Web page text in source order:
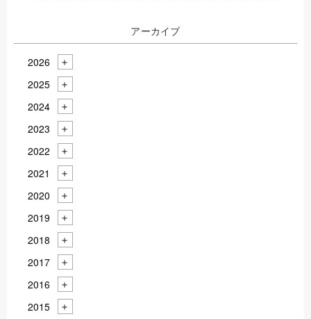
アーカイブ
2026
2025
2024
2023
2022
2021
2020
2019
2018
2017
2016
2015